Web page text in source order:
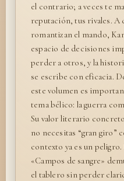
el contrario; a veces te
reputación, tus rivales. A
romantizan el mando,
espacio de decisiones
perder a otros, y la
se escribe con eficacia.
este volumen es
tema bélico: la guerra
Su valor literario
no necesitas “gran giro”
contexto ya es un
«Campos de sangre»
el tablero sin perder